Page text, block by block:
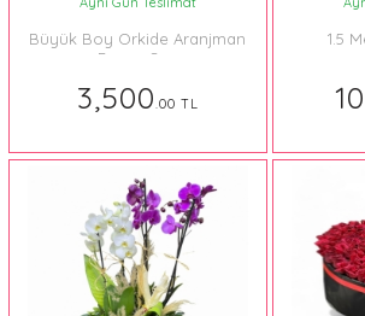
Büyük Boy Orkide Aranjman
Beyaz Sarı
3,500.00 TL
1.5